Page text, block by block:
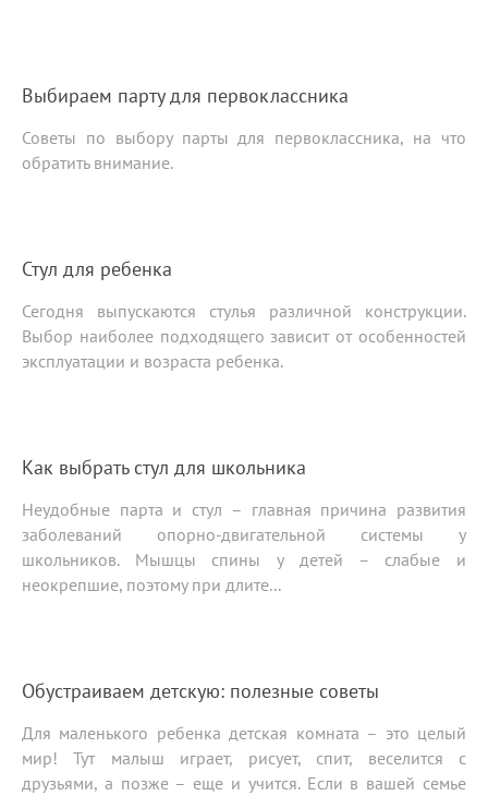
Выбираем парту для первоклассника
Советы по выбору парты для первоклассника, на что
обратить внимание.
Стул для ребенка
Сегодня выпускаются стулья различной конструкции.
Выбор наиболее подходящего зависит от особенностей
эксплуатации и возраста ребенка.
Как выбрать стул для школьника
Неудобные парта и стул – главная причина развития
заболеваний опорно-двигательной системы у
школьников. Мышцы спины у детей – слабые и
неокрепшие, поэтому при длите...
Обустраиваем детскую: полезные советы
Для маленького ребенка детская комната – это целый
мир! Тут малыш играет, рисует, спит, веселится с
друзьями, а позже – еще и учится. Если в вашей семье